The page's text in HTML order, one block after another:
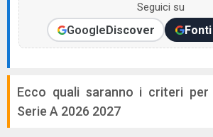
Seguici su
GoogleDiscover
Ecco quali saranno i criteri
Serie A 2026 2027